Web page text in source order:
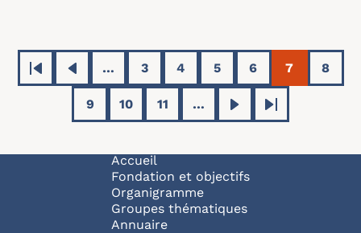
Pagination
Première page
Page précédente
… Page
3 Page
4 Page
5 Page
6 Page
7 Page
8
Page
9 Page
10 Page
11 … Page suivante
Dernière page
Navigation principale
Accueil
Fondation et objectifs
Organigramme
Groupes thématiques
Annuaire